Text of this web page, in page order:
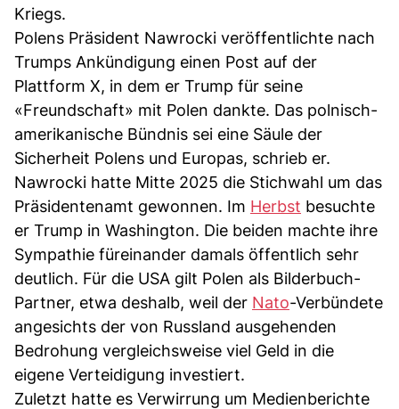
Kriegs.
Polens Präsident Nawrocki veröffentlichte nach
Trumps Ankündigung einen Post auf der
Plattform X, in dem er Trump für seine
«Freundschaft» mit Polen dankte. Das polnisch-
amerikanische Bündnis sei eine Säule der
Sicherheit Polens und Europas, schrieb er.
Nawrocki hatte Mitte 2025 die Stichwahl um das
Präsidentenamt gewonnen. Im Herbst besuchte
er Trump in Washington. Die beiden machte ihre
Sympathie füreinander damals öffentlich sehr
deutlich. Für die USA gilt Polen als Bilderbuch-
Partner, etwa deshalb, weil der Nato-Verbündete
angesichts der von Russland ausgehenden
Bedrohung vergleichsweise viel Geld in die
eigene Verteidigung investiert.
Zuletzt hatte es Verwirrung um Medienberichte